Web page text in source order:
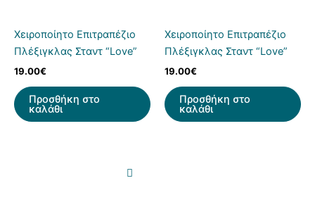
Χειροποίητο Επιτραπέζιο
Πλέξιγκλας Σταντ “Love”
19.00€
Προσθήκη στο
καλάθι
Χειροποίητο Επιτραπέζιο
Πλέξιγκλας Σταντ “Love”
19.00€
Προσθήκη στο
καλάθι